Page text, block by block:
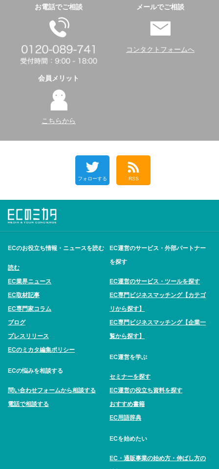
お電話でご相談 メールでご相談
コンタクトフォームへ
会員メリット
こちらから
フォローする RSS
ECのお役立ち情報・ニュースを読む
読む
EC業界ニュース
EC取材記事
EC専門家コラム
ブログ
プレスリリース
ECのミカタ編集ポリシー
ECの悩みを相談する
問い合わせフォームから相談する
電話で相談する
EC運営のサービス・外部パートナー
を探す
EC運営のサービス・ツールを探す
EC専門ビジネスマッチング【カテゴ
リから探す】
EC専門ビジネスマッチング【企業一
覧から探す】
EC運営を学ぶ
セミナーを探す
EC運営の役立ち資料を探す
おすすめ書籍
EC用語辞典
ECを始めたい
EC・通販事業の始め方・伸ばし方の